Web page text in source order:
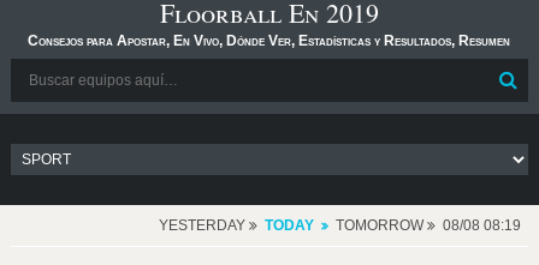
Floorball En 2019
Consejos para Apostar, En Vivo, Dónde Ver, Estadísticas y Resultados, Resumen
YESTERDAY TODAY TOMORROW 08/08 08:19